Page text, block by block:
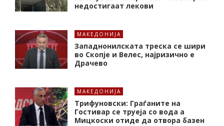
недостигаат лекови
МАКЕДОНИЈА
Западнонилската треска се шири
во Скопје и Велес, најризично е
Драчево
МАКЕДОНИЈА
Трифуновски: Граѓаните на
Гостивар се труеја со вода а
Мицкоски отиде да отвора базен